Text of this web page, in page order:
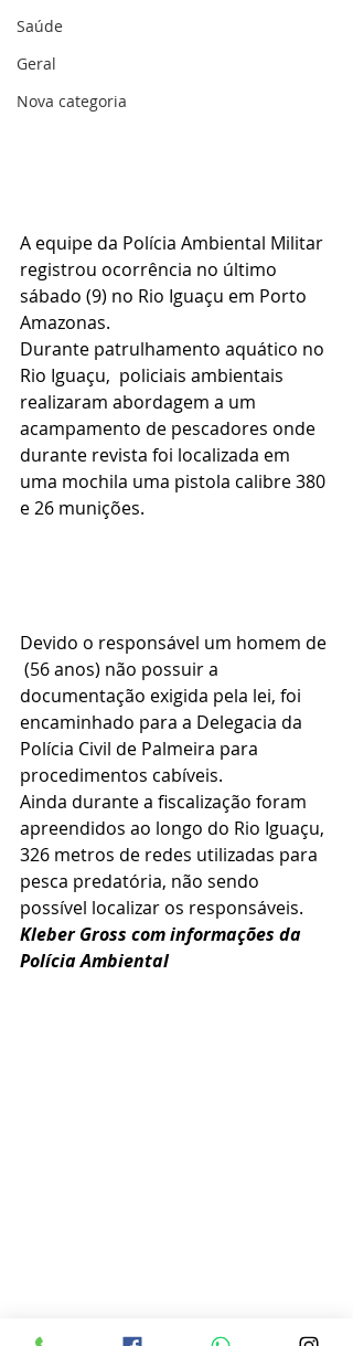
Saúde
Geral
Nova categoria
A equipe da Polícia Ambiental Militar
registrou ocorrência no último
sábado (9) no Rio Iguaçu em Porto
Amazonas.
Durante patrulhamento aquático no
Rio Iguaçu,  policiais ambientais
realizaram abordagem a um
acampamento de pescadores onde
durante revista foi localizada em
uma mochila uma pistola calibre 380
e 26 munições.
Devido o responsável um homem de
(56 anos) não possuir a
documentação exigida pela lei, foi
encaminhado para a Delegacia da
Polícia Civil de Palmeira para
procedimentos cabíveis.
Ainda durante a fiscalização foram
apreendidos ao longo do Rio Iguaçu,
326 metros de redes utilizadas para
pesca predatória, não sendo
possível localizar os responsáveis.
Kleber Gross com informações da
Polícia Ambiental